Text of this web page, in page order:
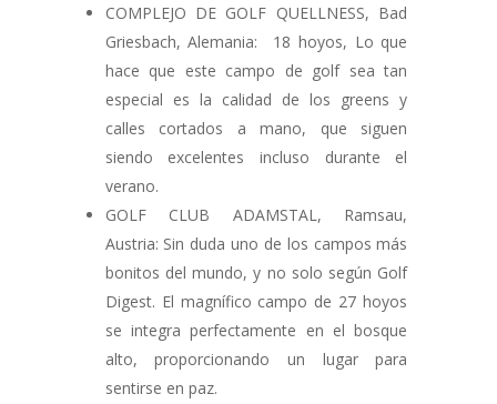
COMPLEJO DE GOLF QUELLNESS, Bad
Griesbach, Alemania:
18 hoyos, Lo que
hace que este campo de golf sea tan
especial es la calidad de los greens y
calles cortados a mano, que siguen
siendo excelentes incluso durante el
verano.
GOLF CLUB ADAMSTAL, Ramsau,
Austria: Sin duda uno de los campos más
bonitos del mundo, y no solo según Golf
Digest. El magnífico campo de 27 hoyos
se integra perfectamente en el bosque
alto, proporcionando un lugar para
sentirse en paz.